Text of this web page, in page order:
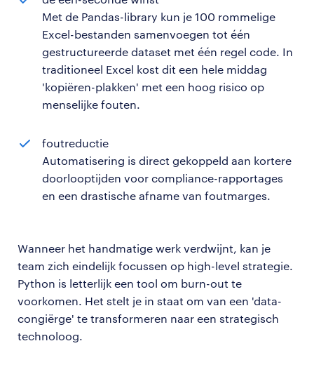
Met de Pandas-library kun je 100 rommelige
Excel-bestanden samenvoegen tot één
gestructureerde dataset met één regel code. In
traditioneel Excel kost dit een hele middag
'kopiëren-plakken' met een hoog risico op
menselijke fouten.
foutreductie
Automatisering is direct gekoppeld aan kortere
doorlooptijden voor compliance-rapportages
en een drastische afname van foutmarges.
Wanneer het handmatige werk verdwijnt, kan je
team zich eindelijk focussen op high-level strategie.
Python is letterlijk een tool om burn-out te
voorkomen. Het stelt je in staat om van een 'data-
congiërge' te transformeren naar een strategisch
technoloog.